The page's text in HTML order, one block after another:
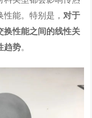
能。特别是， 对于
换性能之间的线性关
趋势。